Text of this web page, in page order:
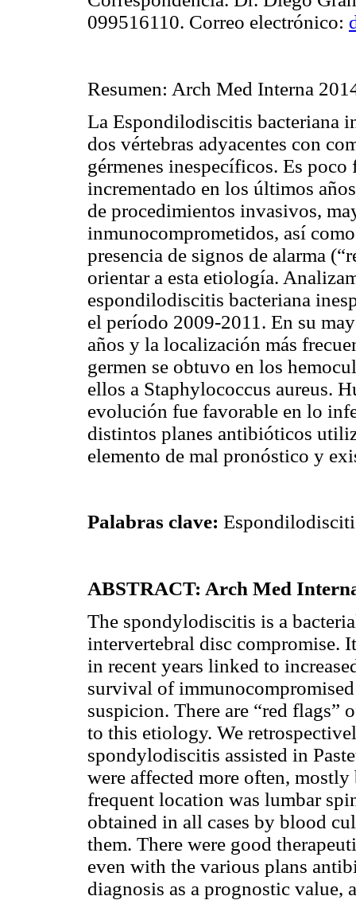
099516110. Correo electrónico:
Resumen: Arch Med Interna
La Espondilodiscitis bacteriana
dos vértebras adyacentes con
gérmenes inespecíficos. Es
incrementado en los últimos
de procedimientos invasivos,
inmunocomprometidos, así
presencia de signos de alarma
orientar a esta etiología.
espondilodiscitis bacteriana
el período 2009-2011. En su
años y la localización más
germen se obtuvo en los
ellos a Staphylococcus aureus.
evolución fue favorable en lo
distintos planes antibióticos
elemento de mal pronóstico y
Palabras clave:
ABSTRACT: Arch Med
The spondylodiscitis is a
intervertebral disc compromise.
in recent years linked to
survival of
suspicion. There are “red flags”
to this etiology. We
spondylodiscitis assisted in
were affected more often,
frequent location was lumbar
obtained in all cases by blood
them. There were good
even with the various plans
diagnosis as a prognostic value,